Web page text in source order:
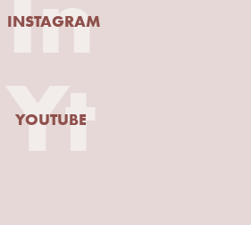
INSTAGRAM
Yt
YOUTUBE